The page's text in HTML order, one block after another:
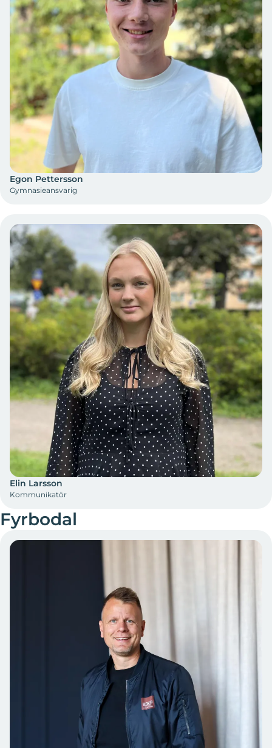
Egon Pettersson
Gymnasieansvarig
Elin Larsson
Kommunikatör
Fyrbodal